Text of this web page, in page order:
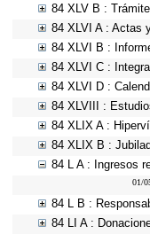
84 XLV B :
84 XLVI A : Actas
84 XLVI B :
84 XLVI C :
84 XLVI D :
84 XLVIII :
84 XLIX A :
84 XLIX B :
84 L A : Ingresos
01/
84 L B :
84 LI A :